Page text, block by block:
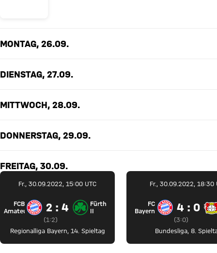
MONTAG, 26.09.
DIENSTAG, 27.09.
MITTWOCH, 28.09.
DONNERSTAG, 29.09.
FREITAG, 30.09.
Fr., 30.09.2022, 15:00 UTC
FC Bayern Amateure gegen SpVgg Greuther Fürth II
FCB
Amateure
2 zu 4
2 : 4
(Zwischenergebnis:
1 zu 2 nach Erste Halbzeit
1:2)
Fürth
II
Regionalliga Bayern 14. Spieltag
Fr., 30.09.2022, 18:30
FC
FC
Bayern
4 zu 0
4 : 0
(3 zu 0 nach
3:0)
Bundesliga 8.